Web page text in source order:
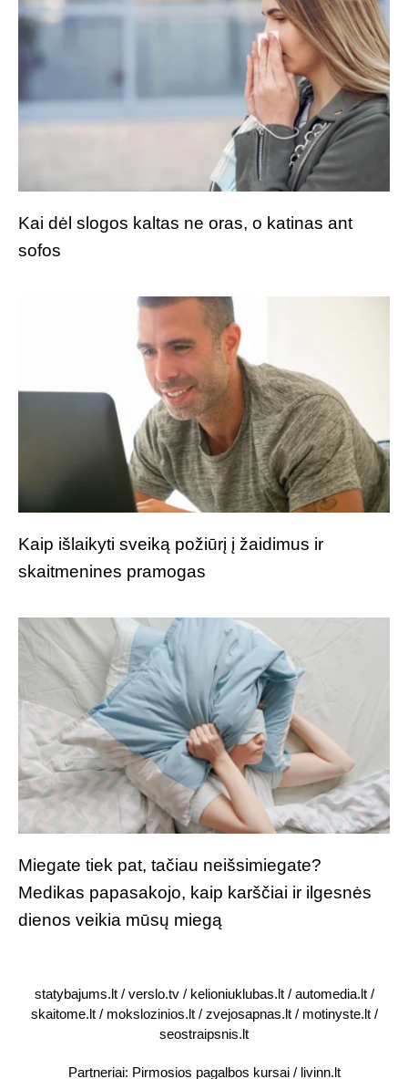
Kai dėl slogos kaltas ne oras, o katinas ant
sofos
Kaip išlaikyti sveiką požiūrį į žaidimus ir
skaitmenines pramogas
Miegate tiek pat, tačiau neišsimiegate?
Medikas papasakojo, kaip karščiai ir ilgesnės
dienos veikia mūsų miegą
statybajums.lt/ verslo.tv/ kelioniuklubas.lt/ automedia.lt/
skaitome.lt/ mokslozinios.lt/ zvejosapnas.lt/ motinyste.lt/
seostraipsnis.lt
Partneriai: Pirmosios pagalbos kursai/ livinn.lt